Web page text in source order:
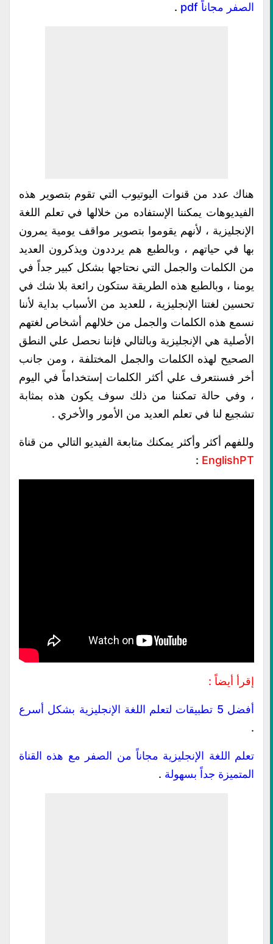
الصفر مجاناً pdf
.
هناك عدد من قنوات اليوتيوب التي تقوم بتصوير هذه
الفيديوهات يمكننا الإستفاده من خلالها في تعلم اللغة
الإنجليزية ، لأنهم يقوموا بتصوير مواقف يومية يمرون
بها في حياتهم ، وبالطبع هم يرددون ويذكرون العديد
من الكلمات والجمل التي نحتاجها بشكل كبير جداً في
يومنا ، وبالطبع هذه الطريقة ستكون رائعة بلا شك في
تحسين لغتنا الإنجليزية ، للعديد من الأسباب بداية لأننا
نسمع هذه الكلمات والجمل من خلالهم أشخاص لغتهم
الأصلية هي الإنجليزية وبالتالي فإننا نحصل علي النطق
الصحيح لهذه الكلمات والجمل المختلفة ، ومن جانب
أخر فسنتعرف علي أكثر الكلمات إستخداماً في اليوم
، وفي حالة تمكننا من ذلك سوف يكون هذه بمثابة
تشجيع لنا في تعلم العديد من الأمور والأخري .
وللفهم أكثر وأكثر يمكنك متابعة الفيديو التالي من قناة
EnglishPT
:
إقرأ أيضاً :
أفضل 5 تطبيقات لتعلم اللغة الإنجليزية بشكل أسرع
.
تعلم اللغة الإنجليزية مجاناً من الصفر مع هذه القناة
المتميزة جداً بسهولة .